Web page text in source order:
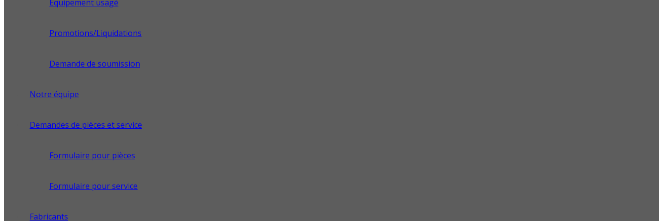
Équipement usagé
Promotions/Liquidations
Demande de soumission
Notre équipe
Demandes de pièces et service
Formulaire pour pièces
Formulaire pour service
Fabricants